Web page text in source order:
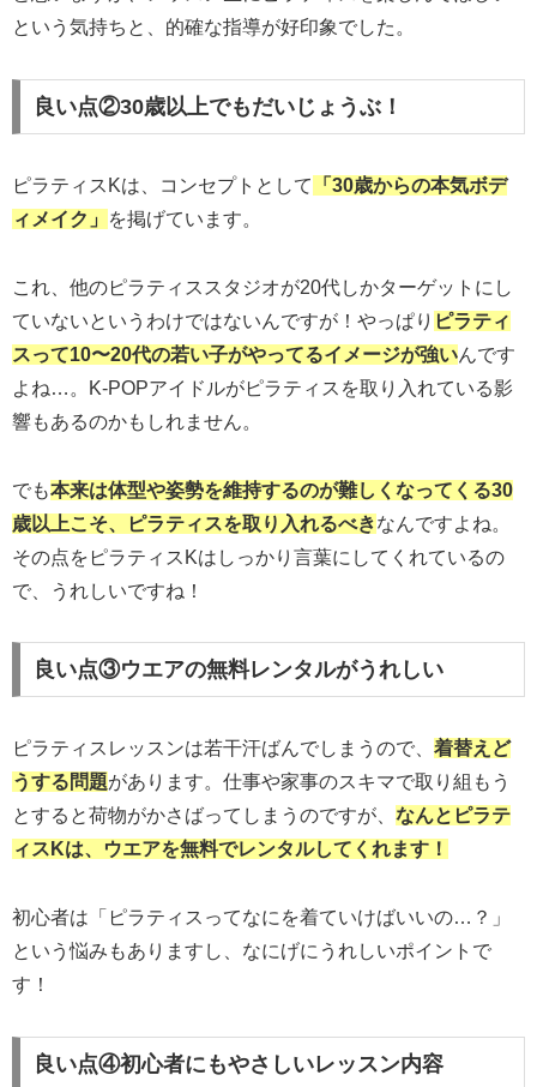
という気持ちと、的確な指導が好印象でした。
良い点②30歳以上でもだいじょうぶ！
ピラティスKは、コンセプトとして
「30歳からの本気ボデ
ィメイク」
を掲げています。
これ、他のピラティススタジオが20代しかターゲットにし
ていないというわけではないんですが！やっぱり ピラティ
スって10〜20代の若い子がやってるイメージが強いんです
よね…。K-POPアイドルがピラティスを取り入れている影
響もあるのかもしれません。
でも本来は体型や姿勢を維持するのが難しくなってくる30
歳以上こそ、ピラティスを取り入れるべきなんですよね。
その点をピラティスKはしっかり言葉にしてくれているの
で、うれしいですね！
良い点③ウエアの無料レンタルがうれしい
ピラティスレッスンは若干汗ばんでしまうので、 着替えど
うする問題があります。仕事や家事のスキマで取り組もう
とすると荷物がかさばってしまうのですが、 なんとピラテ
ィスKは、ウエアを無料でレンタルしてくれます！
初心者は「ピラティスってなにを着ていけばいいの…？」
という悩みもありますし、なにげにうれしいポイントで
す！
良い点④初心者にもやさしいレッスン内容